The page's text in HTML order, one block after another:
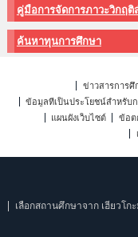
คู่มือการจัดการภาวะวิกฤติ
ค้นหาทุนการศึกษา
ข่าวสารการ
ข้อมูลที่เป็นประโยชน์สำหรับ
แผนผังเว็บไซต์
ข้อต
เลือกสถานศึกษาจาก เฮียวโก